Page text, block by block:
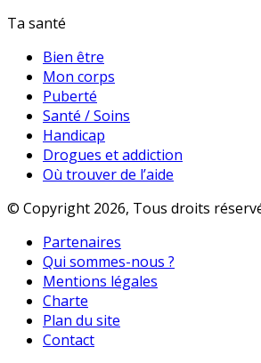
Ta santé
Bien être
Mon corps
Puberté
Santé / Soins
Handicap
Drogues et addiction
Où trouver de l’aide
© Copyright 2026, Tous droits
Partenaires
Qui sommes-nous ?
Mentions légales
Charte
Plan du site
Contact